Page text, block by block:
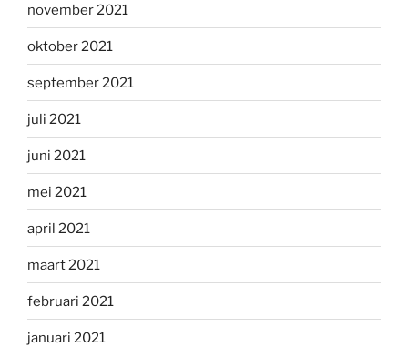
november 2021
oktober 2021
september 2021
juli 2021
juni 2021
mei 2021
april 2021
maart 2021
februari 2021
januari 2021